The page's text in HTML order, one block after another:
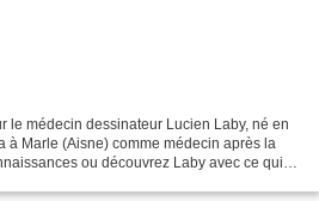
le médecin dessinateur Lucien Laby, né en
à Marle (Aisne) comme médecin après la
ou découvrez Laby avec ce quiz !